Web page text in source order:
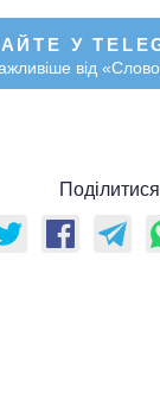
У
від «Слово